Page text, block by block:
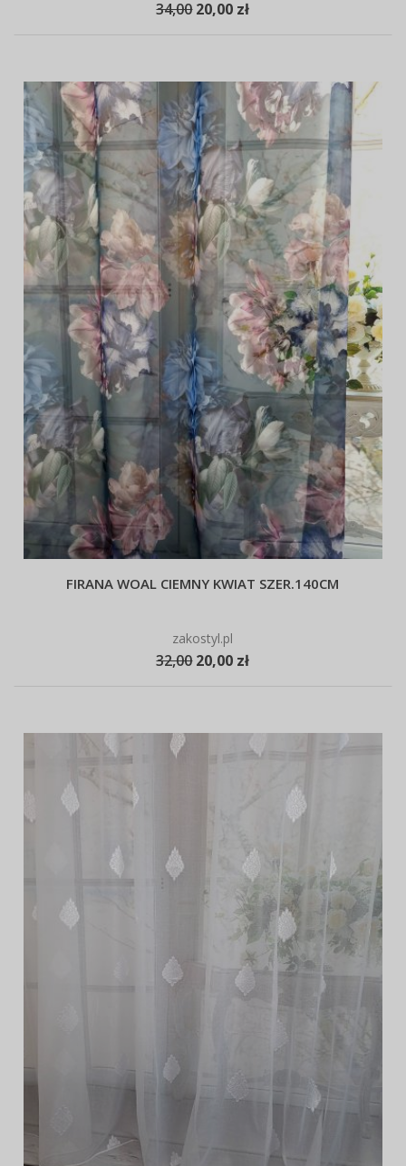
34,00 20,00 zł
FIRANA WOAL CIEMNY KWIAT SZER.140CM
zakostyl.pl
32,00 20,00 zł